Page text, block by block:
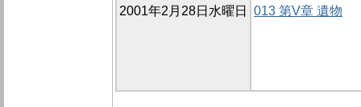
2001年2月28日水曜日 013 第V章 遺物